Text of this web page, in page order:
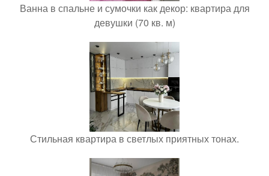
Ванна в спальне и сумочки как декор: квартира для
девушки (70 кв. м)
Стильная квартира в светлых приятных тонах.